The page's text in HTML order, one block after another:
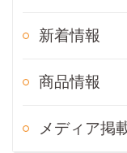
新着情報
商品情報
メディア掲